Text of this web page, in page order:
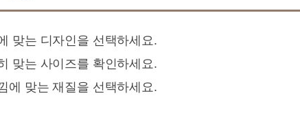
맞는 디자인을 선택하세요.
맞는 사이즈를 확인하세요.
에 맞는 재질을 선택하세요.